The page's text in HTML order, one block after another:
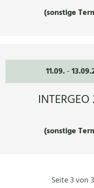
(sonstige
11.09.-
(sonstige
Seite 3 von